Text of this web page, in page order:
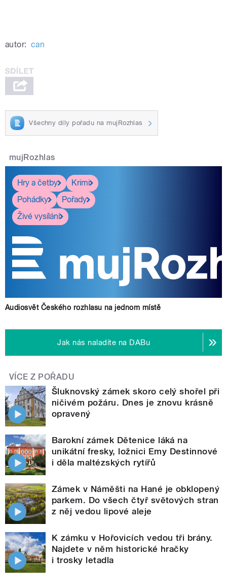
autor: can
Všechny díly pořadu na mujRozhlas
mujRozhlas
Hry a četby
Krimi
Pohádky
Pořady
Živé vysílání
Audiosvět Českého rozhlasu na jednom místě
Jak nás naladíte na DABu
VÍCE Z POŘADU
Šluknovský zámek skoro celý shořel při
ničivém požáru. Dnes je znovu krásně
opravený
Barokní zámek Dětenice láká na
unikátní fresky, ložnici Emy Destinnové
i děla maltézských rytířů
Zámek v Náměšti na Hané je obklopený
parkem. Do všech čtyř světových stran
z něj vedou lipové aleje
K zámku v Hořovicích vedou tři brány.
Najdete v něm historické hračky
i trosky letadla